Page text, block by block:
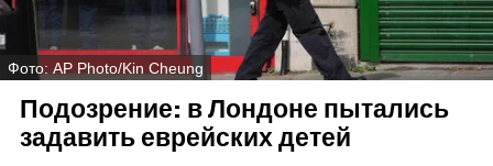
Фото: AP Photo/Kin Cheung
Подозрение: в Лондоне пытались
задавить еврейских детей